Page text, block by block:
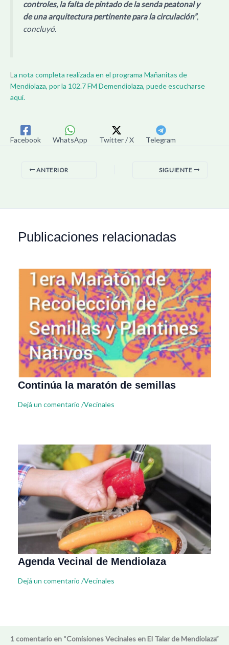
controles, la falta de pintado de la senda peatonal y
de una arquitectura pertinente para la circulación”,
concluyó.
L a nota completa realizada en el programa Mañanitas de
Mendiolaza, por la 102.7 FM Demendiolaza, puede escucharse
aquí.
Facebook WhatsApp Twitter / X Telegram
ANTERIOR SIGUIENTE
Publicaciones relacionadas
Continúa la maratón de semillas
Dejá un comentario /Vecinales
Agenda Vecinal de Mendiolaza
Dejá un comentario /Vecinales
1 comentario en “Comisiones Vecinales en El Talar de Mendiolaza”